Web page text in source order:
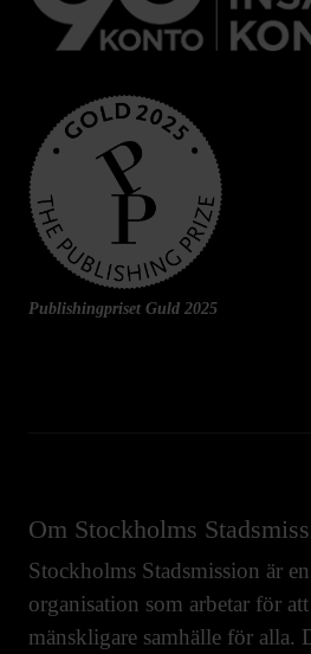
Publishingpriset Guld 2025
Om Stockholms
Stockholms Stadsmission är
organisation som arbetar för
mänskligare samhälle för alla.